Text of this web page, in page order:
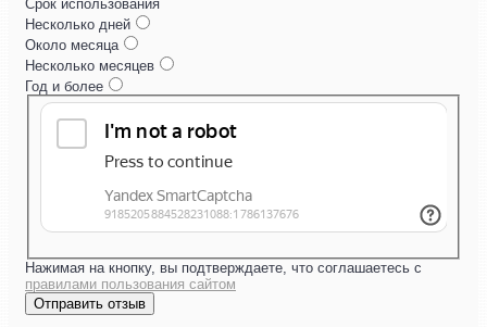
Срок использования
Несколько дней
Около месяца
Несколько месяцев
Год и более
Нажимая на кнопку, вы подтверждаете, что соглашаетесь с
правилами пользования сайтом
Отправить отзыв